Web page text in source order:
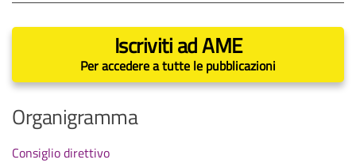
Iscriviti ad AME
Per accedere a tutte le pubblicazioni
Organigramma
Consiglio direttivo